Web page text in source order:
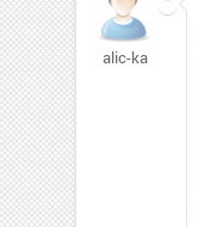
alic-ka